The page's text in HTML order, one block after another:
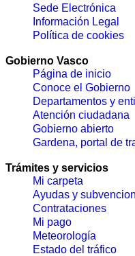
Sede Electrónica
Información Legal
Política de cookies
Gobierno Vasco
Página de inicio
Conoce el Gobierno
Departamentos y
Atención ciudadana
Gobierno abierto
Gardena, portal de
Trámites y servicios
Mi carpeta
Ayudas y
Contrataciones
Mi pago
Meteorología
Estado del tráfico